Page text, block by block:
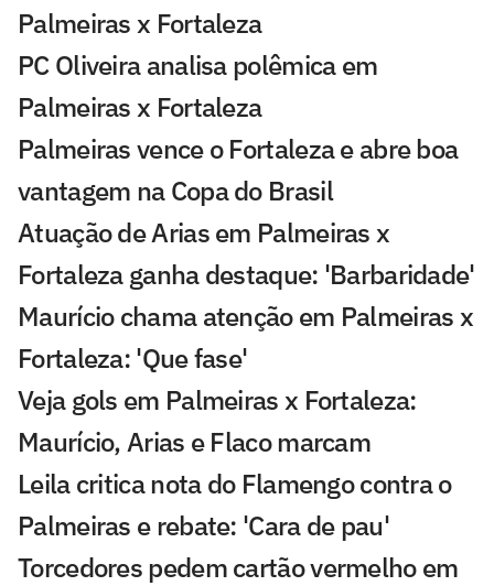
Palmeiras x Fortaleza
PC Oliveira analisa polêmica em
Palmeiras x Fortaleza
Palmeiras vence o Fortaleza e abre boa
vantagem na Copa do Brasil
Atuação de Arias em Palmeiras x
Fortaleza ganha destaque: 'Barbaridade'
Maurício chama atenção em Palmeiras x
Fortaleza: 'Que fase'
Veja gols em Palmeiras x Fortaleza:
Maurício, Arias e Flaco marcam
Leila critica nota do Flamengo contra o
Palmeiras e rebate: 'Cara de pau'
Torcedores pedem cartão vermelho em